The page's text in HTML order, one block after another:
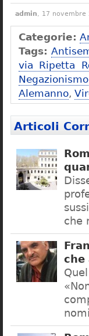
admin, 17 novembre
Categorie:
Tags:
via Ripetta
Negazionismo
Alemanno,
Articoli
che
che